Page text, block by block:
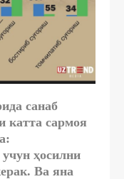
санаб
катта сармоя
ҳосилни
Ва яна